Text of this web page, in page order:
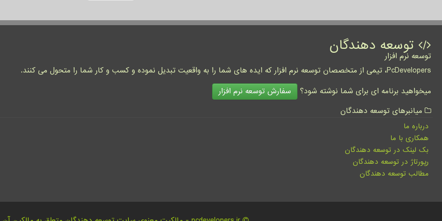
توسعه دهندگان
توسعه نرم افزار
PcDevelopers، تیمی از متخصصان توسعه نرم افزار که ایده های شما را به واقعیت تبدیل نموده و کسب و کار شما را متحول می کنند.
میخواهید برنامه ای برای شما نوشته شود؟
سفارش توسعه نرم افزار
میانبرهای توسعه دهندگان
درباره ما
همکاری با ما
بک لینک در توسعه دهندگان
رپورتاژ در توسعه دهندگان
مطالب توسعه دهندگان